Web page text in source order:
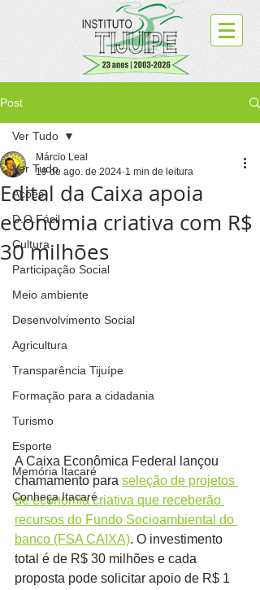
Post
Ver Tudo
Ações
D.O.Fácil
Cultura
Participação Social
Meio ambiente
Desenvolvimento Social
Agricultura
Transparência Tijuípe
Formação para a cidadania
Turismo
Esporte
Memória Itacaré
Conheça Itacaré
Ver Tudo
Edital da Caixa apoia
economia criativa com R$
30 milhões
Márcio Leal
19 de ago. de 2024 1 min de leitura
A Caixa Econômica Federal lançou
chamamento para seleção de projetos
de economia criativa que receberão
recursos do Fundo Socioambiental do
banco (FSA CAIXA). O investimento
total é de R$ 30 milhões e cada
proposta pode solicitar apoio de R$ 1